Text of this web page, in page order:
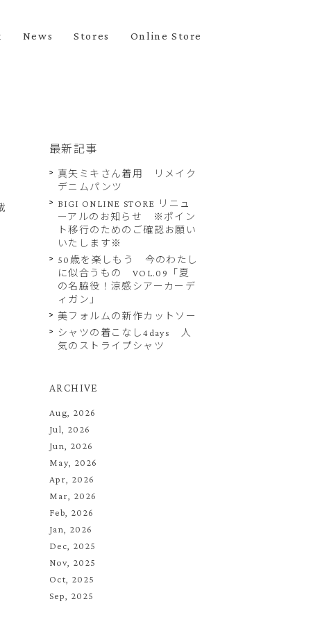
News Stores Online Store
最新記事
真矢ミキさん着用 リメイク
デニムパンツ
BIGI ONLINE STORE リニュ
ーアルのお知らせ ※ポイン
ト移行のためのご確認お願い
いたします※
50歳を楽しもう 今のわたし
に似合うもの VOL.09「夏
の名脇役！涼感シアーカーデ
ィガン」
美フォルムの新作カットソー
シャツの着こなし4days 人
気のストライプシャツ
ARCHIVE
Aug, 2026
Jul, 2026
Jun, 2026
May, 2026
Apr, 2026
Mar, 2026
Feb, 2026
Jan, 2026
Dec, 2025
Nov, 2025
Oct, 2025
Sep, 2025